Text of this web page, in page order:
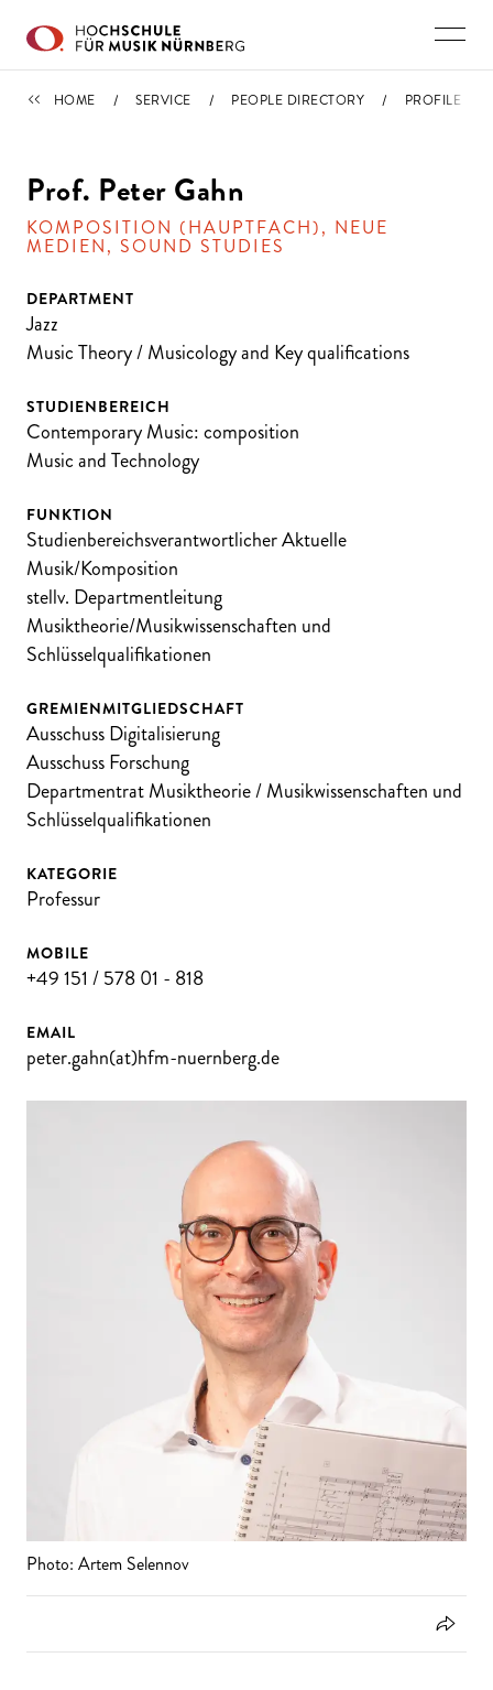
PEOPLE DIRECTORY
HOME SERVICE PEOPLE DIRECTORY PROFILE
Prof. Peter Gahn
KOMPOSITION (HAUPTFACH), NEUE
MEDIEN, SOUND STUDIES
DEPARTMENT
Jazz
Music Theory / Musicology and Key qualifications
STUDIENBEREICH
Contemporary Music: composition
Music and Technology
FUNKTION
Studienbereichsverantwortlicher Aktuelle
Musik/Komposition
stellv. Departmentleitung
Musiktheorie/Musikwissenschaften und
Schlüsselqualifikationen
GREMIENMITGLIEDSCHAFT
Ausschuss Digitalisierung
Ausschuss Forschung
Departmentrat Musiktheorie / Musikwissenschaften und
Schlüsselqualifikationen
KATEGORIE
Professur
MOBILE
+49 151 / 578 01 - 818
EMAIL
peter.gahn(at)hfm-nuernberg.de
Photo: Artem Selennov